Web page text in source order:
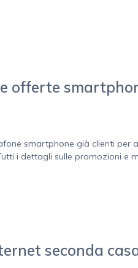
offerte
smartphone già clienti per
i dettagli sulle promozioni e
seconda